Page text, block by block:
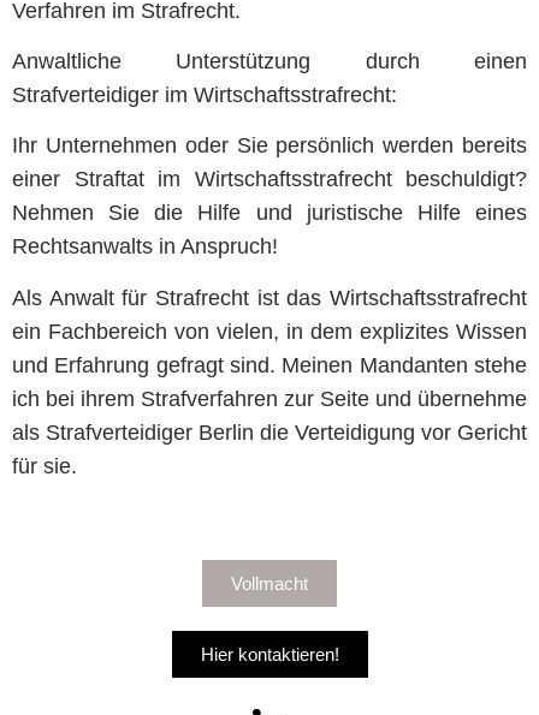
Verfahren im Strafrecht.
Anwaltliche Unterstützung durch einen
Strafverteidiger im Wirtschaftsstrafrecht:
Ihr Unternehmen oder Sie persönlich werden bereits
einer Straftat im Wirtschaftsstrafrecht beschuldigt?
Nehmen Sie die Hilfe und juristische Hilfe eines
Rechtsanwalts in Anspruch!
Als Anwalt für Strafrecht ist das Wirtschaftsstrafrecht
ein Fachbereich von vielen, in dem explizites Wissen
und Erfahrung gefragt sind. Meinen Mandanten stehe
ich bei ihrem Strafverfahren zur Seite und übernehme
als Strafverteidiger Berlin die Verteidigung vor Gericht
für sie.
Vollmacht
Hier kontaktieren!